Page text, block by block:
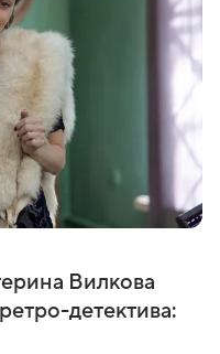
Вилкова
детектива: